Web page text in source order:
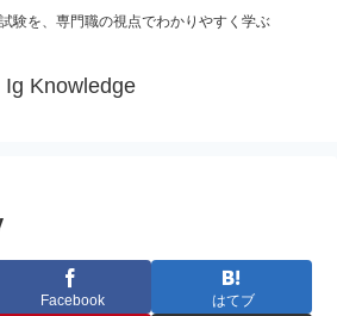
験を、専門職の視点でわかりやすく学ぶ
Ig Knowledge
Facebook はてブ